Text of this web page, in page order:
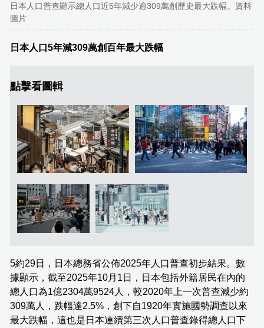
日本人口普查顯示總人口近5年減少逾309萬創歷史最大跌幅。資料
圖片
日本人口5年減309萬創百年最大跌幅
點擊看圖輯
5約29日，日本總務省公佈2025年人口普查初步結果。數
據顯示，截至2025年10月1日，日本包括外籍居民在內的
總人口為1億2304萬9524人，較2020年上一次普查減少約
309萬人，跌幅達2.5%，創下自1920年實施國勢調查以來
最大跌幅，這也是日本連續第三次人口普查錄得總人口下